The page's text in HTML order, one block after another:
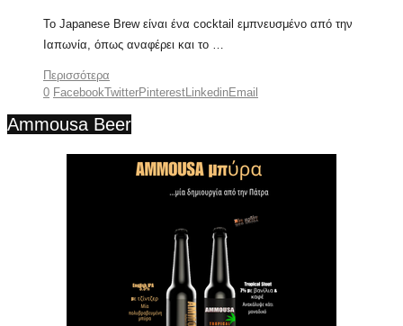
Το Japanese Brew είναι ένα cocktail εμπνευσμένο από την
Ιαπωνία, όπως αναφέρει και το …
Περισσότερα
0 FacebookTwitterPinterest LinkedinEmail
Ammousa Beer